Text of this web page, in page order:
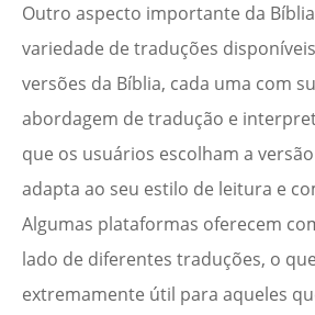
Outro aspecto importante da
variedade de traduções
versões da Bíblia, cada uma com
abordagem de tradução e
que os usuários escolham a
adapta ao seu estilo de leitura e
Algumas plataformas oferecem
lado de diferentes traduções, o
extremamente útil para aqueles